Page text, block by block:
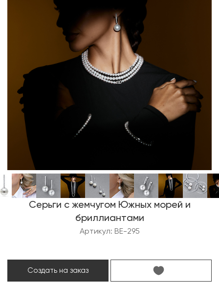
Серьги с жемчугом Южных морей и
бриллиантами
Артикул: BE-295
Создать на заказ